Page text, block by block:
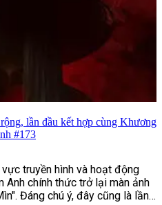
lần đầu kết hợp cùng Khương
#173
truyền hình và hoạt động
Anh chính thức trở lại màn ảnh
Đáng chú ý, đây cũng là lần